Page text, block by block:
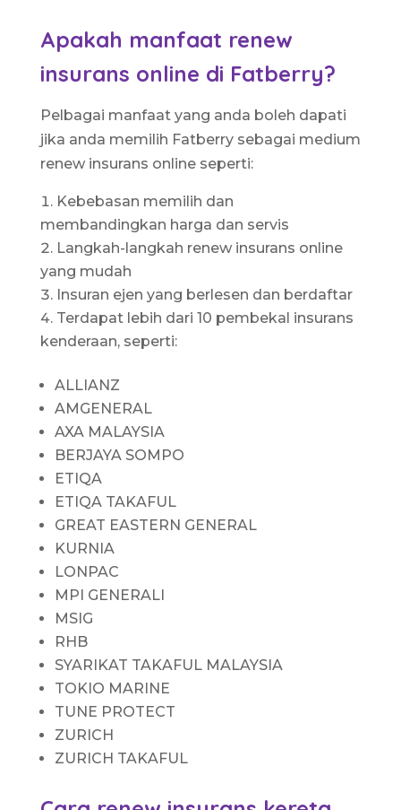
Apakah manfaat renew
insurans online di Fatberry?
Pelbagai manfaat yang anda boleh dapati
jika anda memilih Fatberry sebagai medium
renew insurans online seperti:
Kebebasan memilih dan
membandingkan harga dan servis
Langkah-langkah renew insurans online
yang mudah
Insuran ejen yang berlesen dan berdaftar
Terdapat lebih dari 10 pembekal insurans
kenderaan, seperti:
ALLIANZ
AMGENERAL
AXA MALAYSIA
BERJAYA SOMPO
ETIQA
ETIQA TAKAFUL
GREAT EASTERN GENERAL
KURNIA
LONPAC
MPI GENERALI
MSIG
RHB
SYARIKAT TAKAFUL MALAYSIA
TOKIO MARINE
TUNE PROTECT
ZURICH
ZURICH TAKAFUL